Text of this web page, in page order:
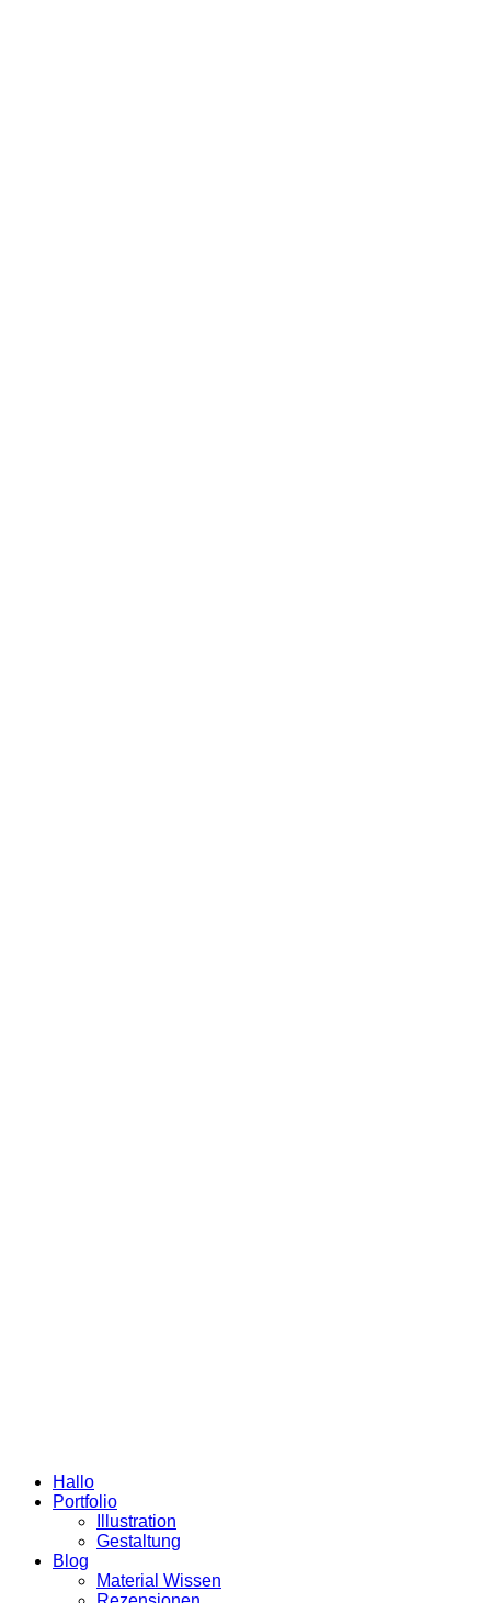
Hallo
Portfolio
Illustration
Gestaltung
Blog
Material Wissen